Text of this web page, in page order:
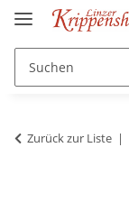
Zurück zur Liste